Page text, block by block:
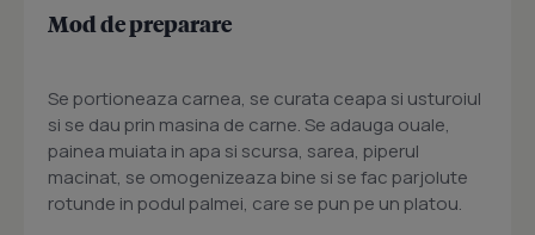
Mod de preparare
Se portioneaza carnea, se curata ceapa si usturoiul
si se dau prin masina de carne. Se adauga ouale,
painea muiata in apa si scursa, sarea, piperul
macinat, se omogenizeaza bine si se fac parjolute
rotunde in podul palmei, care se pun pe un platou.